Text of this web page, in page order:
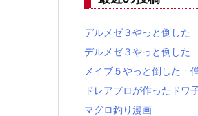
デルメゼ３やっと倒した
デルメゼ３やっと倒した
メイブ５やっと倒した
ドレアプロが作ったド
マグロ釣り漫画